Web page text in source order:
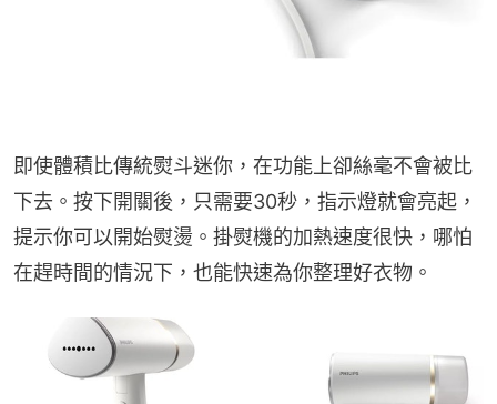
即使體積比傳統熨斗迷你，在功能上卻絲毫不會被比
下去。按下開關後，只需要30秒，指示燈就會亮起，
提示你可以開始熨燙。掛熨機的加熱速度很快，哪怕
在趕時間的情況下，也能快速為你整理好衣物。